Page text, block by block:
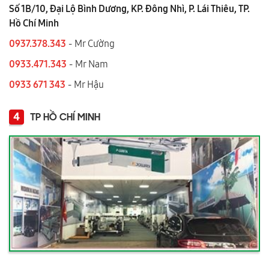
Số 1B/10, Đại Lộ Bình Dương, KP. Đông Nhì, P. Lái Thiêu, TP.
Hồ Chí Minh
0937.378.343 - Mr Cường
0933.471.343 - Mr Nam
0933 671 343 - Mr Hậu
4 TP HỒ CHÍ MINH